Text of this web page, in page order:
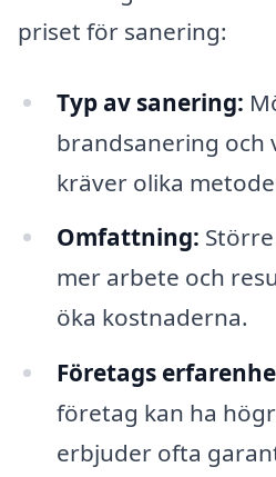
priset för sanering:
Typ av sanering:
brandsanering och
kräver olika
Omfattning:
mer arbete och
öka kostnaderna.
Företags
företag kan ha
erbjuder ofta